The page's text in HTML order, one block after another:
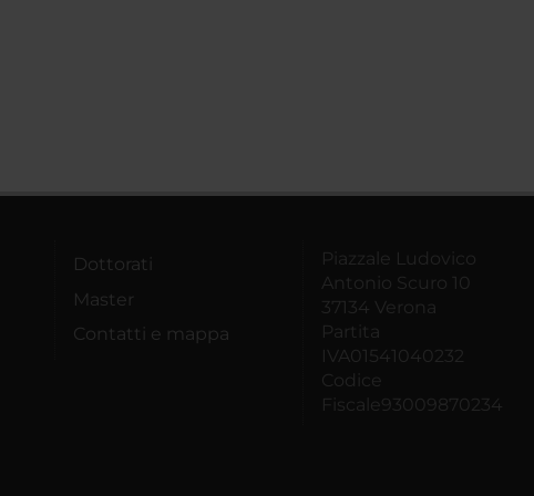
Dottorati
Master
Contatti e mappa
Piazzale Ludovico
Antonio Scuro 10
37134 Verona
Partita
IVA01541040232
Codice
Fiscale93009870234